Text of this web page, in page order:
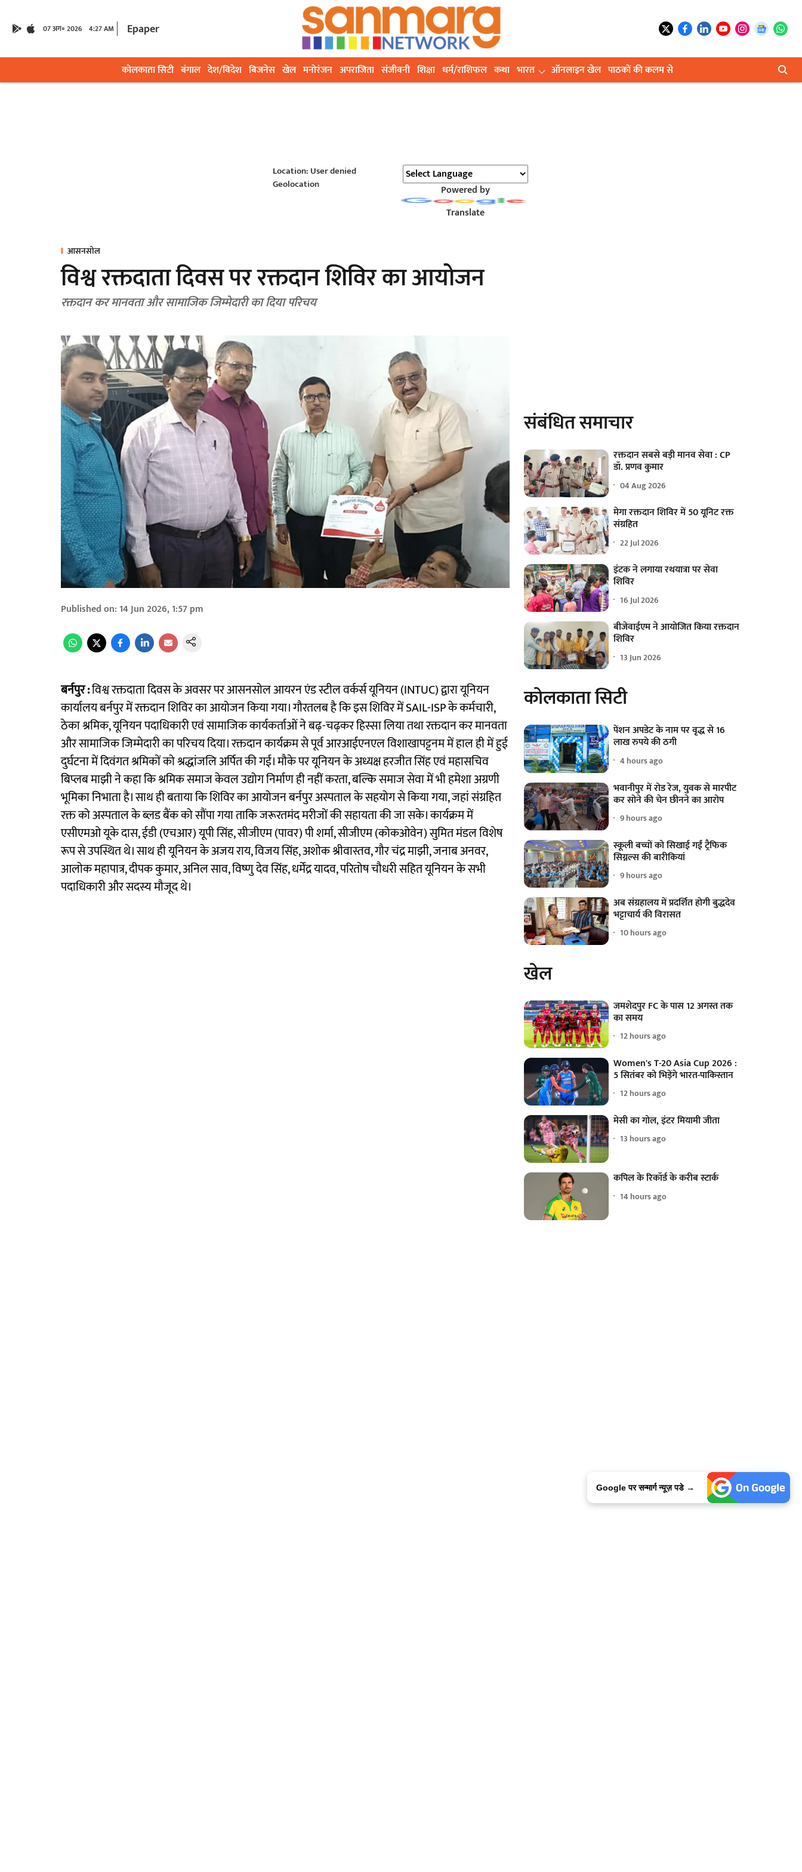
07 अग॰ 2026 4:27 AM Epaper
कोलकाता सिटी बंगाल देश/विदेश बिजनेस खेल मनोरंजन अपराजिता संजीवनी शिक्षा धर्म/राशिफल कथा भारत ऑनलाइन खेल पाठकों की कलम से
Location: User denied
Geolocation
Powered by
Translate
आसनसोल
विश्व रक्तदाता दिवस पर रक्तदान शिविर का आयोजन
रक्तदान कर मानवता और सामाजिक जिम्मेदारी का दिया परिचय
Published on: 14 Jun 2026, 1:57 pm
बर्नपुर :विश्व रक्तदाता दिवस के अवसर पर आसनसोल आयरन एंड स्टील वर्कर्स यूनियन (INTUC) द्वारा यूनियन
कार्यालय बर्नपुर में रक्तदान शिविर का आयोजन किया गया। गौरतलब है कि इस शिविर में SAIL-ISP के कर्मचारी,
ठेका श्रमिक, यूनियन पदाधिकारी एवं सामाजिक कार्यकर्ताओं ने बढ़-चढ़कर हिस्सा लिया तथा रक्तदान कर मानवता
और सामाजिक जिम्मेदारी का परिचय दिया। रक्तदान कार्यक्रम से पूर्व आरआईएनएल विशाखापट्टनम में हाल ही में हुई
दुर्घटना में दिवंगत श्रमिकों को श्रद्धांजलि अर्पित की गई। मौके पर यूनियन के अध्यक्ष हरजीत सिंह एवं महासचिव
बिप्लब माझी ने कहा कि श्रमिक समाज केवल उद्योग निर्माण ही नहीं करता, बल्कि समाज सेवा में भी हमेशा अग्रणी
भूमिका निभाता है। साथ ही बताया कि शिविर का आयोजन बर्नपुर अस्पताल के सहयोग से किया गया, जहां संग्रहित
रक्त को अस्पताल के ब्लड बैंक को सौंपा गया ताकि जरूरतमंद मरीजों की सहायता की जा सके। कार्यक्रम में
एसीएमओ यूके दास, ईडी (एचआर) यूपी सिंह, सीजीएम (पावर) पी शर्मा, सीजीएम (कोकओवेन) सुमित मंडल विशेष
रूप से उपस्थित थे। साथ ही यूनियन के अजय राय, विजय सिंह, अशोक श्रीवास्तव, गौर चंद्र माझी, जनाब अनवर,
आलोक महापात्र, दीपक कुमार, अनिल साव, विष्णु देव सिंह, धर्मेंद्र यादव, परितोष चौधरी सहित यूनियन के सभी
पदाधिकारी और सदस्य मौजूद थे।
संबंधित समाचार
रक्तदान सबसे बड़ी मानव सेवा : CP
डॉ. प्रणव कुमार
04 Aug 2026
मेगा रक्तदान शिविर में 50 यूनिट रक्त
संग्रहित
22 Jul 2026
इंटक ने लगाया रथयात्रा पर सेवा
शिविर
16 Jul 2026
बीजेवाईएम ने आयोजित किया रक्तदान
शिविर
13 Jun 2026
कोलकाता सिटी
पेंशन अपडेट के नाम पर वृद्ध से 16
लाख रुपये की ठगी
4 hours ago
भवानीपुर में रोड रेज, युवक से मारपीट
कर सोने की चेन छीनने का आरोप
9 hours ago
स्कूली बच्चों को सिखाई गईं ट्रैफिक
सिग्नल्स की बारीकियां
9 hours ago
अब संग्रहालय में प्रदर्शित होगी बुद्धदेव
भट्टाचार्य की विरासत
10 hours ago
खेल
जमशेदपुर FC के पास 12 अगस्त तक
का समय
12 hours ago
Women's T-20 Asia Cup 2026 :
5 सितंबर को भिड़ेंगे भारत-पाकिस्तान
12 hours ago
मेसी का गोल, इंटर मियामी जीता
13 hours ago
कपिल के रिकॉर्ड के करीब स्टार्क
14 hours ago
Google पर सन्मार्ग न्यूज़ पडे →